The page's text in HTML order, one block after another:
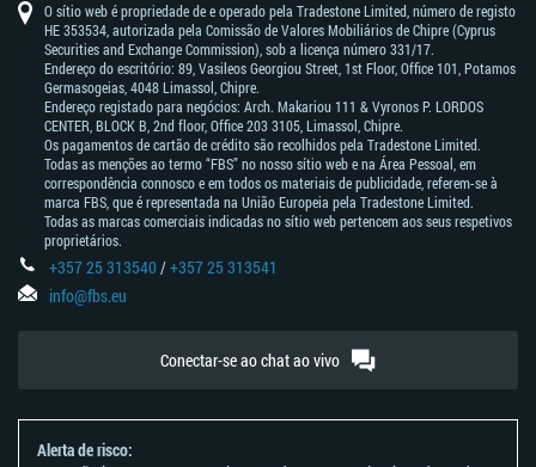
O sítio web é propriedade de e operado pela Tradestone Limited, número de registo
HE 353534, autorizada pela Comissão de Valores Mobiliários de Chipre (Cyprus
Securities and Exchange Commission), sob a licença número 331/17.
Endereço do escritório: 89, Vasileos Georgiou Street, 1st Floor, Office 101, Potamos
Germasogeias, 4048 Limassol, Chipre.
Endereço registado para negócios: Arch. Makariou 111 & Vyronos Р. LORDOS
CENTER, BLOCK В, 2nd floor, Office 203 3105, Limassol, Chipre.
Os pagamentos de cartão de crédito são recolhidos pela Tradestone Limited.
Todas as menções ao termo “FBS” no nosso sítio web e na Área Pessoal, em
correspondência connosco e em todos os materiais de publicidade, referem-se à
marca FBS, que é representada na União Europeia pela Tradestone Limited.
Todas as marcas comerciais indicadas no sítio web pertencem aos seus respetivos
proprietários.
+357 25 313540/+357 25 313541
info@fbs.eu
Conectar-se ao chat ao vivo
Alerta de risco: